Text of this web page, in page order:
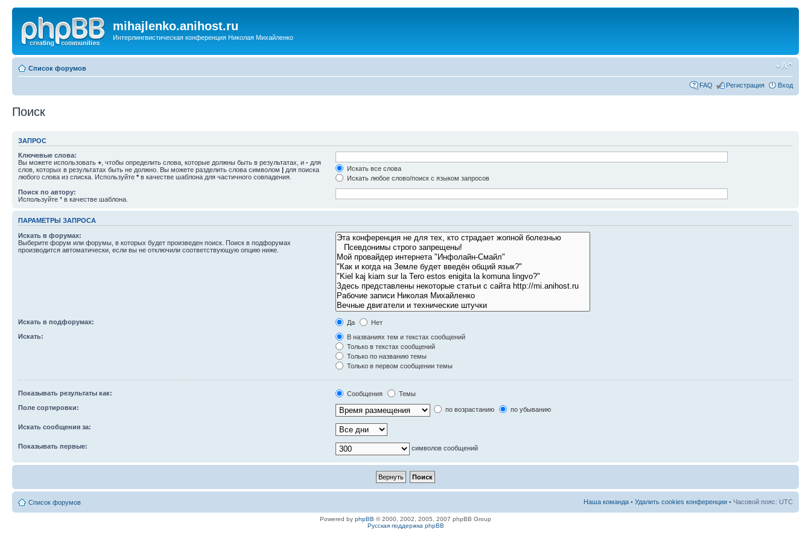
mihajlenko.anihost.ru
Интерлингвистическая конференция Николая Михайленко
Список форумов
FAQ Регистрация Вход
Поиск
ЗАПРОС
Ключевые слова:
Вы можете использовать + , чтобы определить слова, которые должны быть в результатах, и - для
слов, которых в результатах быть не должно. Вы можете разделить слова символом | для поиска
любого слова из списка. Используйте * в качестве шаблона для частичного совпадения.
Искать все слова
Искать любое слово/поиск с языком запросов
Поиск по автору:
Используйте * в качестве шаблона.
ПАРАМЕТРЫ ЗАПРОСА
Искать в форумах:
Выберите форум или форумы, в которых будет произведен поиск. Поиск в подфорумах
производится автоматически, если вы не отключили соответствующую опцию ниже.
Искать в подфорумах: Да
Нет
Искать:
В названиях тем и текстах сообщений
Только в текстах сообщений
Только по названию темы
Только в первом сообщении темы
Показывать результаты как: Сообщения
Темы
Поле сортировки:
по возрастанию по убыванию
Искать сообщения за:
Показывать первые: символов сообщений
Список форумов Наша команда • Удалить cookies конференции • Часовой пояс: UTC
Powered by phpBB © 2000, 2002, 2005, 2007 phpBB Group
Русская поддержка phpBB